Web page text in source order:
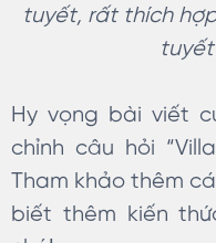
tuyết, rất thích
Hy vọng bài viết
chỉnh câu hỏi
Tham khảo thêm
biết thêm kiến